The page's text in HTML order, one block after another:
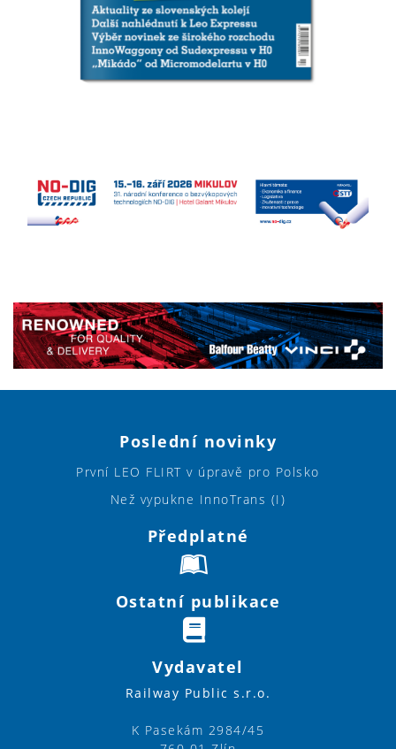
Poslední novinky
První LEO FLIRT v úpravě pro Polsko
Než vypukne InnoTrans (I)
Předplatné
Ostatní publikace
Vydavatel
Railway Public s.r.o.
K Pasekám 2984/45